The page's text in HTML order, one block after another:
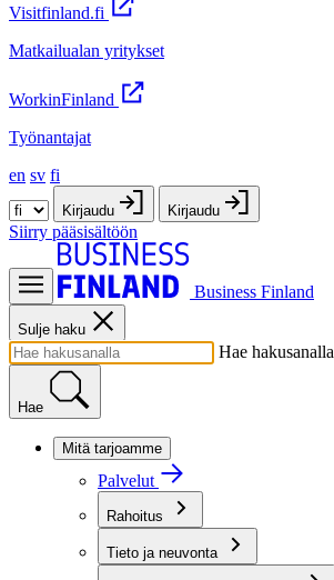
Visitfinland.fi
Matkailualan yritykset
WorkinFinland
Työnantajat
en sv fi
Kirjaudu Kirjaudu
Siirry pääsisältöön
Business Finland
Sulje haku
Hae hakusanalla
Hae
Mitä tarjoamme
Palvelut
Rahoitus
Tieto ja neuvonta